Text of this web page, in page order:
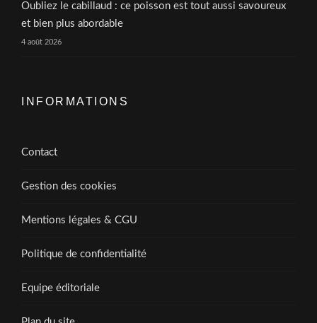
Oubliez le cabillaud : ce poisson est tout aussi savoureux
et bien plus abordable
4 août 2026
INFORMATIONS
Contact
Gestion des cookies
Mentions légales & CGU
Politique de confidentialité
Equipe éditoriale